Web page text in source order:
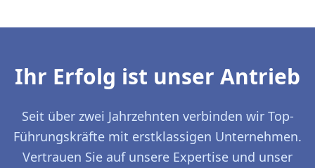
Ihr Erfolg ist unser Antrieb
Seit über zwei Jahrzehnten verbinden wir Top-
Führungskräfte mit erstklassigen Unternehmen.
Vertrauen Sie auf unsere Expertise und unser